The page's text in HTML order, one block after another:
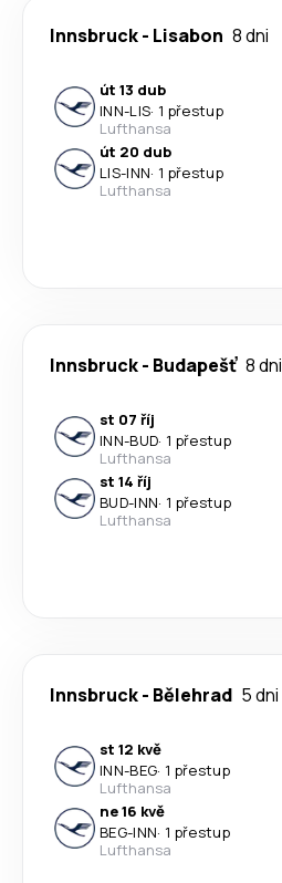
Innsbruck- Lisabon 8 dni
út 13 dub
INN-LIS· 1 přestup
Lufthansa
út 20 dub
LIS-INN· 1 přestup
Lufthansa
Innsbruck- Budapešť 8 dni
st 07 říj
INN-BUD· 1 přestup
Lufthansa
st 14 říj
BUD-INN· 1 přestup
Lufthansa
Innsbruck- Bělehrad 5 dni
st 12 kvě
INN-BEG· 1 přestup
Lufthansa
ne 16 kvě
BEG-INN· 1 přestup
Lufthansa